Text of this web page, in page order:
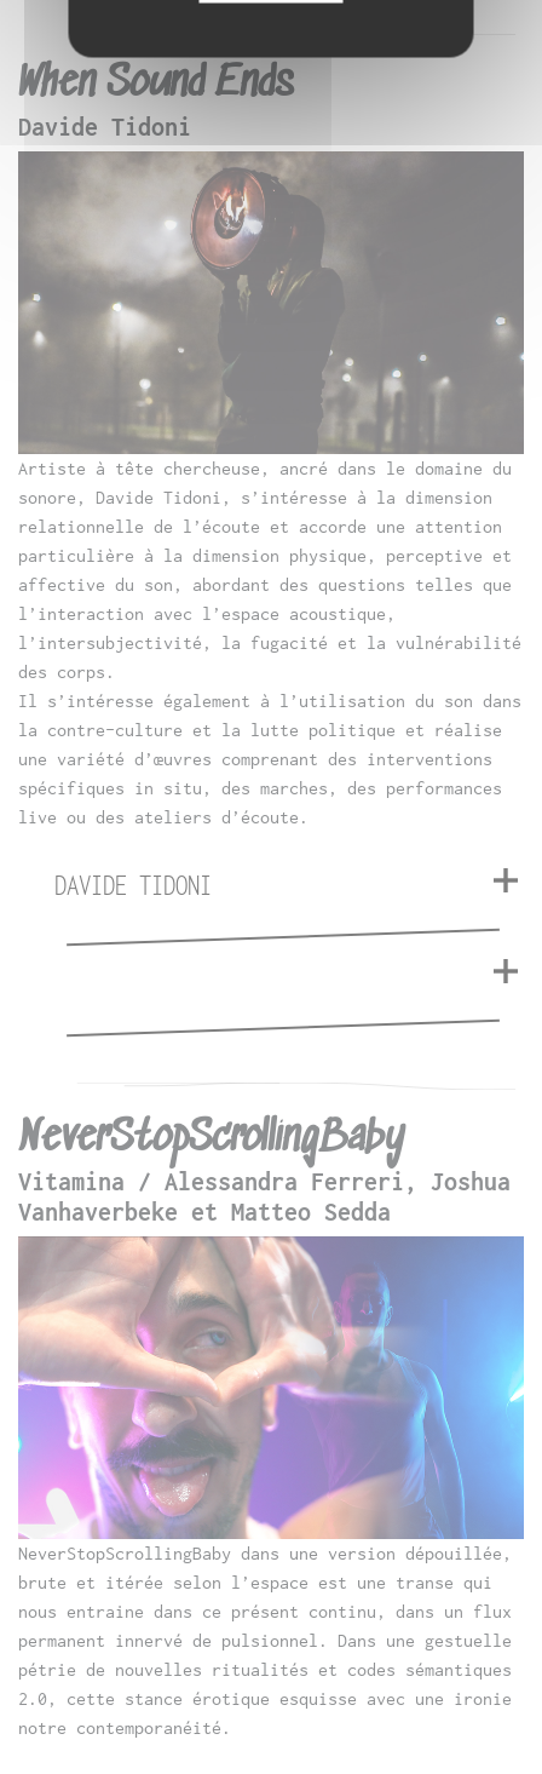
When Sound Ends
Davide Tidoni
Artiste à tête chercheuse, ancré dans le domaine du
sonore, Davide Tidoni, s’intéresse à la dimension
relationnelle de l’écoute et accorde une attention
particulière à la dimension physique, perceptive et
affective du son, abordant des questions telles que
l’interaction avec l’espace acoustique,
l’intersubjectivité, la fugacité et la vulnérabilité
des corps.
Il s’intéresse également à l’utilisation du son dans
la contre-culture et la lutte politique et réalise
une variété d’œuvres comprenant des interventions
spécifiques in situ, des marches, des performances
live ou des ateliers d’écoute.
DAVIDE TIDONI
NeverStopScrollingBaby
Vitamina / Alessandra Ferreri, Joshua
Vanhaverbeke et Matteo Sedda
NeverStopScrollingBaby dans une version dépouillée,
brute et itérée selon l’espace est une transe qui
nous entraine dans ce présent continu, dans un flux
permanent innervé de pulsionnel. Dans une gestuelle
pétrie de nouvelles ritualités et codes sémantiques
2.0, cette stance érotique esquisse avec une ironie
notre contemporanéité.